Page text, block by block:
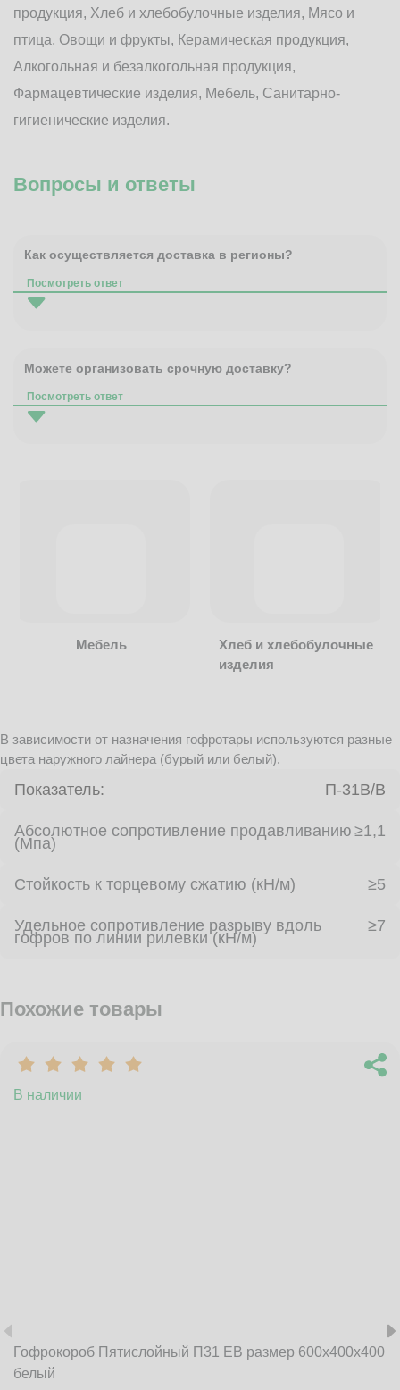
продукция, Хлеб и хлебобулочные изделия, Мясо и
птица, Овощи и фрукты, Керамическая продукция,
Алкогольная и безалкогольная продукция,
Фармацевтические изделия, Мебель, Санитарно-
гигиенические изделия.
Вопросы и ответы
Как осуществляется доставка в регионы?
Посмотреть ответ
Можете организовать срочную доставку?
Посмотреть ответ
Мебель
Хлеб и хлебобулочные
изделия
В зависимости от назначения гофротары используются разные
цвета наружного лайнера (бурый или белый).
Показатель: П-31В/B
Абсолютное сопротивление продавливанию
(Мпа)
≥1,1
Стойкость к торцевому сжатию (кН/м) ≥5
Удельное сопротивление разрыву вдоль
гофров по линии рилевки (кН/м)
≥7
Похожие товары
В наличии
Гофрокороб Пятислойный П31 EB размер 600x400x400
белый